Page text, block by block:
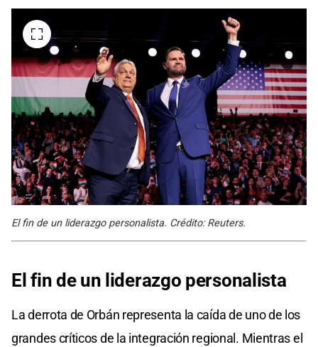
El fin de un liderazgo personalista. Crédito: Reuters.
El fin de un liderazgo personalista
La derrota de Orbán representa la caída de uno de los
grandes críticos de la integración regional. Mientras el